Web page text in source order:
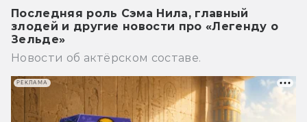
Последняя роль Сэма Нила, главный
злодей и другие новости про «Легенду о
Зельде»
Новости об актёрском составе.
РЕКЛАМА